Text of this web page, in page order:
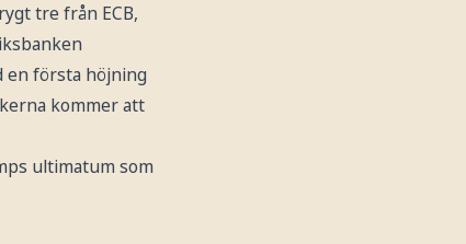
tre från ECB,
en första höjning
kommer att
ultimatum som